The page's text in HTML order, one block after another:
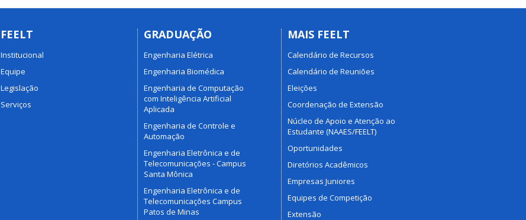
FEELT
Institucional
Equipe
Legislação
Serviços
GRADUAÇÃO
Engenharia Elétrica
Engenharia Biomédica
Engenharia de Computação
com Inteligência Artificial
Aplicada
Engenharia de Controle e
Automação
Engenharia Eletrônica e de
Telecomunicações - Campus
Santa Mônica
Engenharia Eletrônica e de
Telecomunicações Campus
Patos de Minas
MAIS FEELT
Calendário de Recursos
Calendário de Reuniões
Eleições
Coordenação de Extensão
Núcleo de Apoio e Atenção ao
Estudante (NAAES/FEELT)
Oportunidades
Diretórios Acadêmicos
Empresas Juniores
Equipes de Competição
Extensão